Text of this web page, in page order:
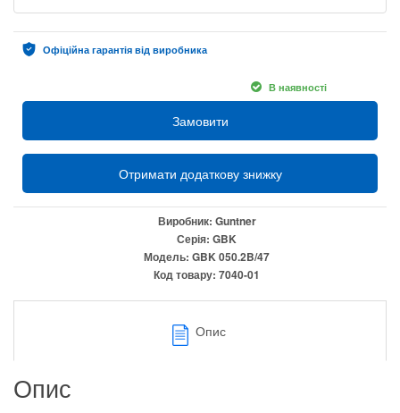
Офіційна гарантія від виробника
В наявності
Замовити
Отримати додаткову знижку
Виробник: Guntner
Серія: GBK
Модель: GBK 050.2B/47
Код товару: 7040-01
Опис
Опис